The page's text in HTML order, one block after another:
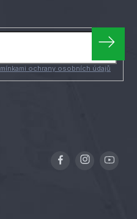
ochrany osobních údajů